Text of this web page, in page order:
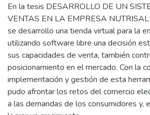
En la tesis DESARROLLO DE UN
VENTAS EN LA EMPRESA
se desarrollo una tienda virtual para la
utilizando software libre una decisión
sus capacidades de venta, también
posicionamiento en el mercado. Con la
implementación y gestión de esta
pudo afrontar los retos del comercio
a las demandas de los consumidores y,